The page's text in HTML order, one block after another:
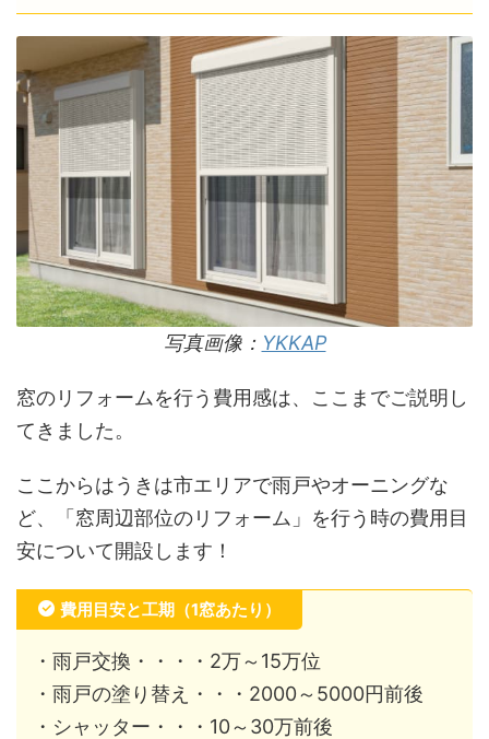
写真画像： YKKAP
窓のリフォームを行う費用感は、ここまでご説明し
てきました。
ここからはうきは市エリアで雨戸やオーニングな
ど、「窓周辺部位のリフォーム」を行う時の費用目
安について開設します！
費用目安と工期（1窓あたり）
・雨戸交換・・・・2万～15万位
・雨戸の塗り替え・・・2000～5000円前後
・シャッター・・・10～30万前後